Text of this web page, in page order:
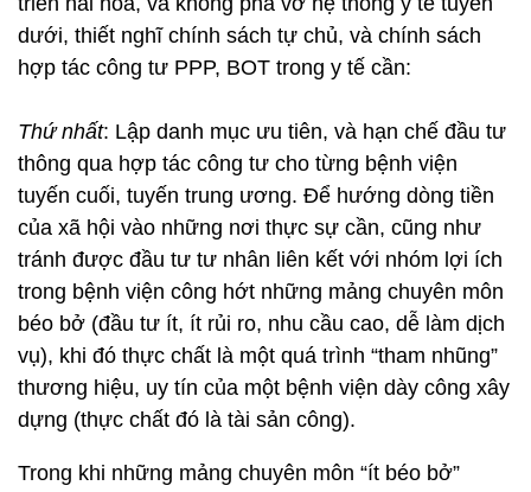
dưới, thiết nghĩ chính sách tự chủ, và chính sách
hợp tác công tư PPP, BOT trong y tế cần:
Thứ nhất: Lập danh mục ưu tiên, và hạn chế đầu tư
thông qua hợp tác công tư cho từng bệnh viện
tuyến cuối, tuyến trung ương. Để hướng dòng tiền
của xã hội vào những nơi thực sự cần, cũng như
tránh được đầu tư tư nhân liên kết với nhóm lợi ích
trong bệnh viện công hớt những mảng chuyên môn
béo bở (đầu tư ít, ít rủi ro, nhu cầu cao, dễ làm dịch
vụ), khi đó thực chất là một quá trình “tham nhũng”
thương hiệu, uy tín của một bệnh viện dày công xây
dựng (thực chất đó là tài sản công).
Trong khi những mảng chuyên môn “ít béo bở”